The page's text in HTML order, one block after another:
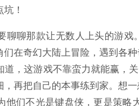
！
聊聊那款让无数人上头的游戏
们在奇幻大陆上冒险，遇到各
，这游戏不靠蛮力就能赢，
，再把自己的本事练到家。想
他们不光是键盘侠，更是策略